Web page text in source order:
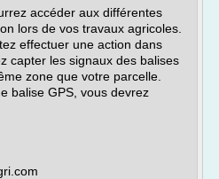
accéder aux différentes
lors de vos travaux agricoles.
effectuer une action dans
capter les signaux des balises
zone que votre parcelle.
balise GPS, vous devrez